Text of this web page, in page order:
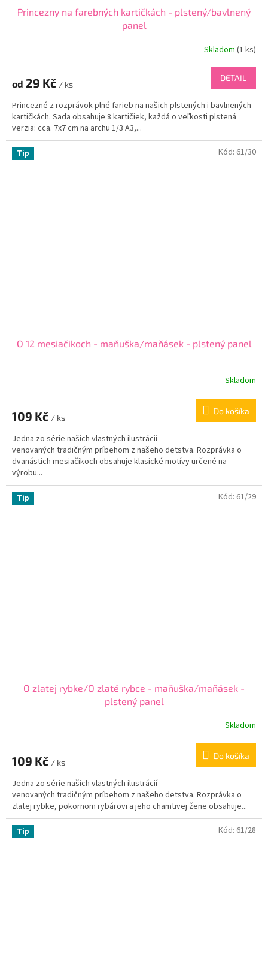
Princezny na farebných kartičkách - plstený/bavlnený
panel
Skladom (1 ks)
od 29 Kč / ks
DETAIL
Princezné z rozprávok plné farieb na našich plstených i bavlnených
kartičkách. Sada obsahuje 8 kartičiek, každá o veľkosti plstená
verzia: cca. 7x7 cm na archu 1/3 A3,...
Tip
O 12 mesiačikoch - maňuška/maňásek - plstený panel
Skladom
109 Kč / ks
Do košíka
Jedna zo série našich vlastných ilustrácií
venovaných tradičným príbehom z našeho detstva. Rozprávka o
dvanástich mesiačikoch obsahuje klasické motívy určené na
výrobu...
Kód: 61/30
Tip
O zlatej rybke/O zlaté rybce - maňuška/maňásek -
plstený panel
Skladom
109 Kč / ks
Do košíka
Jedna zo série našich vlastných ilustrácií
venovaných tradičným príbehom z našeho detstva. Rozprávka o
zlatej rybke, pokornom rybárovi a jeho chamtivej žene obsahuje...
Kód: 61/29
Tip Kód: 61/28